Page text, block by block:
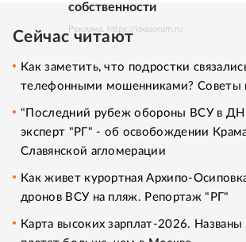
собственности
Реклама. https://ipquorum.ru
Сейчас читают
Как заметить, что подростки
телефонными мошенниками? Советы
"Последний рубеж обороны ВСУ в
эксперт "РГ" - об освобождении
Славянской агломерации
Как живет курортная Архипо-
дронов ВСУ на пляж. Репортаж "РГ"
Карта высоких зарплат-2026. Названы